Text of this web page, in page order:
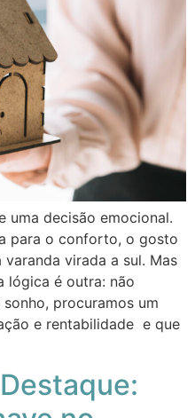
uma decisão emocional.
para o conforto, o gosto
varanda virada a sul. Mas
lógica é outra: não
procuramos um
e rentabilidade e que